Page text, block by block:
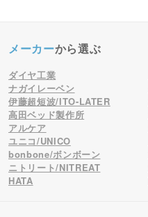
メーカーから選ぶ
ダイヤ工業
ナガイレーベン
伊藤超短波/ITO-LATER
高田ベッド製作所
アルケア
ユニコ/UNICO
bonbone/ボンボーン
ニトリート/NITREAT
HATA